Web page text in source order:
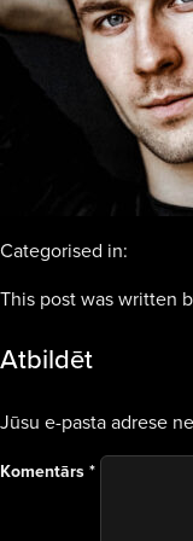
Categorised in:
This post was written
Atbildēt
Jūsu e-pasta adrese
Komentārs *